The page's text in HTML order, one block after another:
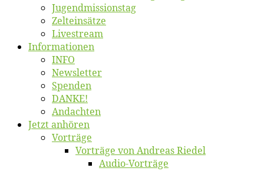
Jugend­mis­sions­tag
Zelt­ein­sät­ze
Live­stream
Informatio­nen
INFO
News­let­ter
Spen­den
DANKE!
An­dach­ten
Jetzt an­hö­ren
Vor­trä­ge
Vor­trä­ge von An­dre­as Riedel
Au­dio-Vor­trä­ge